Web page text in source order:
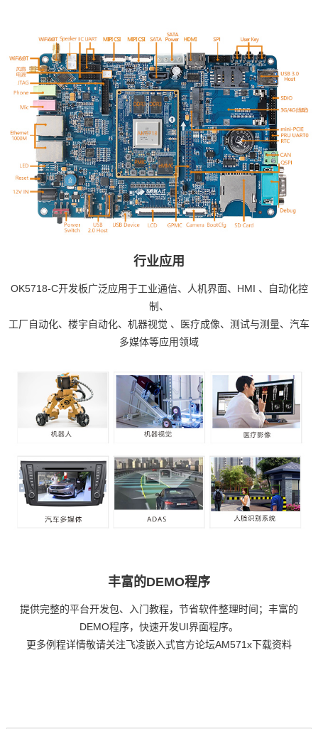
行业应用
OK5718-C开发板广泛应用于工业通信、人机界面、 HMI 、自动化控
制、
工厂自动化、楼宇自动化、 机器视觉 、 医疗成像、测试与测量、汽车
多媒体等应用领域
丰富的DEMO程序
提供完整的平台开发包、入门教程，节省软件整理时间；丰富的
DEMO程序，快速开发UI界面程序。
更多例程详情敬请关注飞凌嵌入式官方论坛AM571x下载资料